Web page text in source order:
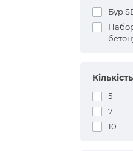
Бур
5
7
10